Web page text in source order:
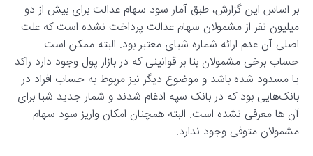
بر اساس این گزارش، طبق آمار سود سهام عدالت برای بیش از دو
میلیون نفر از مشمولان سهام عدالت پرداخت نشده است که علت
اصلی آن عدم ارائه شماره شبای معتبر بود. البته ممکن است
حساب برخی مشمولان بنا بر قوانینی که در بازار پول وجود دارد راکد
یا مسدود شده باشد و موضوع دیگر نیز مربوط به حساب افراد در
بانک‌هایی بود که در بانک سپه ادغام شدند و شمار جدید شبا برای
آن ها معرفی نشده است. البته همچنان امکان واریز سود سهام
مشمولان متوفی وجود ندارد.